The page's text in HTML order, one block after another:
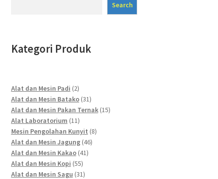
Search
Kategori Produk
Alat dan Mesin Padi 22
products
Alat dan Mesin Batako 3131
products
Alat dan Mesin Pakan Ternak 1515
Alat Laboratorium 1111
products
Mesin Pengolahan Kunyit 88
Alat dan Mesin Jagung 4646
Alat dan Mesin Kakao 4141
Alat dan Mesin Kopi 5555
products
Alat dan Mesin Sagu 3131